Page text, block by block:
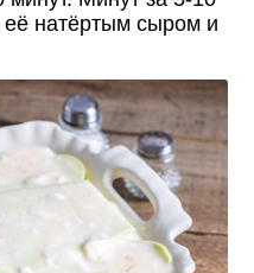
её натёртым сыром и